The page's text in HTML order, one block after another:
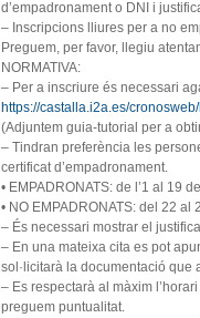
d’empadronament o DNI i
– Inscripcions lliures per a no
Preguem, per favor, llegiu
NORMATIVA:
– Per a inscriure és necessari
https://castalla.i2a.es/
(Adjuntem guia-tutorial per a
– Tindran preferència les
certificat d’empadronament.
• EMPADRONATS: de l’1 al 19
• NO EMPADRONATS: del 22 al
– És necessari mostrar el
– En una mateixa cita es pot
sol·licitarà la documentació que
– Es respectarà al màxim
preguem puntualitat.